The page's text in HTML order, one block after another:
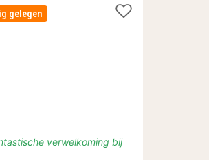
gelegen
verwelkoming bij